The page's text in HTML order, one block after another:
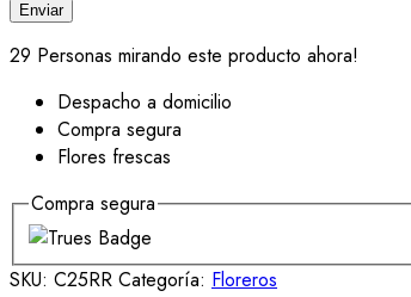
29 Personas mirando este producto ahora!
Despacho a domicilio
Compra segura
Flores frescas
Compra segura
SKU: C25RR Categoría: Floreros